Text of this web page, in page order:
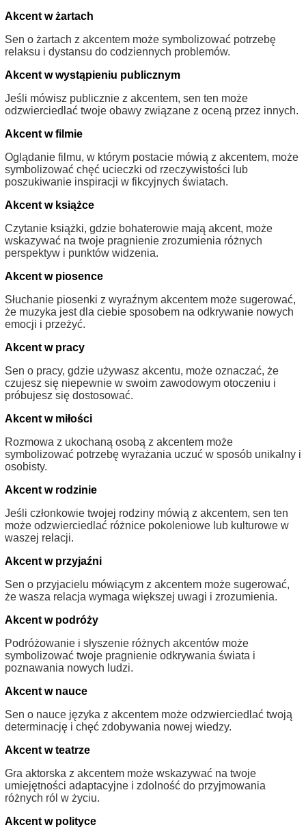
Akcent w żartach
Sen o żartach z akcentem może symbolizować potrzebę
relaksu i dystansu do codziennych problemów.
Akcent w wystąpieniu publicznym
Jeśli mówisz publicznie z akcentem, sen ten może
odzwierciedlać twoje obawy związane z oceną przez innych.
Akcent w filmie
Oglądanie filmu, w którym postacie mówią z akcentem, może
symbolizować chęć ucieczki od rzeczywistości lub
poszukiwanie inspiracji w fikcyjnych światach.
Akcent w książce
Czytanie książki, gdzie bohaterowie mają akcent, może
wskazywać na twoje pragnienie zrozumienia różnych
perspektyw i punktów widzenia.
Akcent w piosence
Słuchanie piosenki z wyraźnym akcentem może sugerować,
że muzyka jest dla ciebie sposobem na odkrywanie nowych
emocji i przeżyć.
Akcent w pracy
Sen o pracy, gdzie używasz akcentu, może oznaczać, że
czujesz się niepewnie w swoim zawodowym otoczeniu i
próbujesz się dostosować.
Akcent w miłości
Rozmowa z ukochaną osobą z akcentem może
symbolizować potrzebę wyrażania uczuć w sposób unikalny i
osobisty.
Akcent w rodzinie
Jeśli członkowie twojej rodziny mówią z akcentem, sen ten
może odzwierciedlać różnice pokoleniowe lub kulturowe w
waszej relacji.
Akcent w przyjaźni
Sen o przyjacielu mówiącym z akcentem może sugerować,
że wasza relacja wymaga większej uwagi i zrozumienia.
Akcent w podróży
Podróżowanie i słyszenie różnych akcentów może
symbolizować twoje pragnienie odkrywania świata i
poznawania nowych ludzi.
Akcent w nauce
Sen o nauce języka z akcentem może odzwierciedlać twoją
determinację i chęć zdobywania nowej wiedzy.
Akcent w teatrze
Gra aktorska z akcentem może wskazywać na twoje
umiejętności adaptacyjne i zdolność do przyjmowania
różnych ról w życiu.
Akcent w polityce